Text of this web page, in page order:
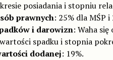
posiadania i stopniu
prawnych: 25% dla MŚP
i darowizn: Waha się
spadku i stopnia
dodanej: 19%.